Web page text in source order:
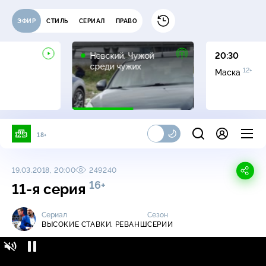
ЭФИР СТИЛЬ СЕРИАЛ ПРАВО
Невский. Чужой
среди чужих
16+
20:30
Маска 12+
18+
19.03.2018, 20:00 249240
11-я серия 16+
Сериал
ВЫСОКИЕ СТАВКИ. РЕВАНШ
Сезон
СЕРИИ